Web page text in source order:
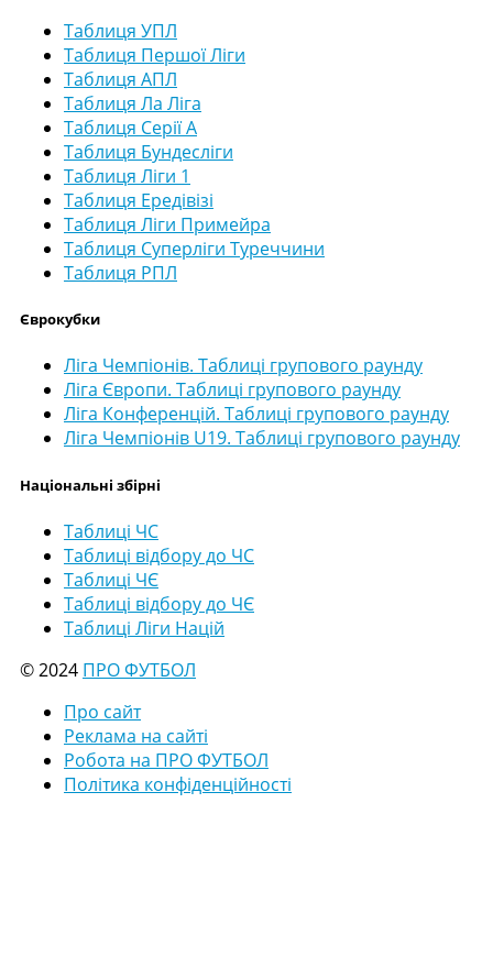
Таблиця УПЛ
Таблиця Першої Ліги
Таблиця АПЛ
Таблиця Ла Ліга
Таблиця Серії А
Таблиця Бундесліги
Таблиця Ліги 1
Таблиця Ередівізі
Таблиця Ліги Примейра
Таблиця Суперліги Туреччини
Таблиця РПЛ
Єврокубки
Ліга Чемпіонів. Таблиці групового раунду
Ліга Європи. Таблиці групового раунду
Ліга Конференцій. Таблиці групового раунду
Ліга Чемпіонів U19. Таблиці групового раунду
Національні збірні
Таблиці ЧС
Таблиці відбору до ЧС
Таблиці ЧЄ
Таблиці відбору до ЧЄ
Таблиці Ліги Націй
© 2024 ПРО ФУТБОЛ
Про сайт
Реклама на сайті
Робота на ПРО ФУТБОЛ
Політика конфіденційності